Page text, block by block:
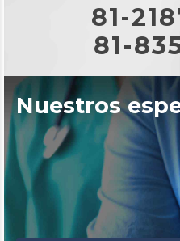
81-
81-
Nuestros